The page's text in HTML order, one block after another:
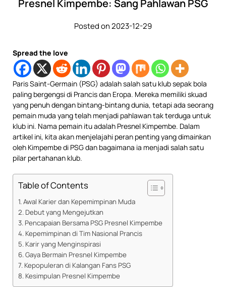
Presnel Kimpembe: Sang Pahlawan PSG
Posted on 2023-12-29
Spread the love
Paris Saint-Germain (PSG) adalah salah satu klub sepak bola
paling bergengsi di Prancis dan Eropa. Mereka memiliki skuad
yang penuh dengan bintang-bintang dunia, tetapi ada seorang
pemain muda yang telah menjadi pahlawan tak terduga untuk
klub ini. Nama pemain itu adalah Presnel Kimpembe. Dalam
artikel ini, kita akan menjelajahi peran penting yang dimainkan
oleh Kimpembe di PSG dan bagaimana ia menjadi salah satu
pilar pertahanan klub.
Table of Contents
Awal Karier dan Kepemimpinan Muda
Debut yang Mengejutkan
Pencapaian Bersama PSG Presnel Kimpembe
Kepemimpinan di Tim Nasional Prancis
Karir yang Menginspirasi
Gaya Bermain Presnel Kimpembe
Kepopuleran di Kalangan Fans PSG
Kesimpulan Presnel Kimpembe